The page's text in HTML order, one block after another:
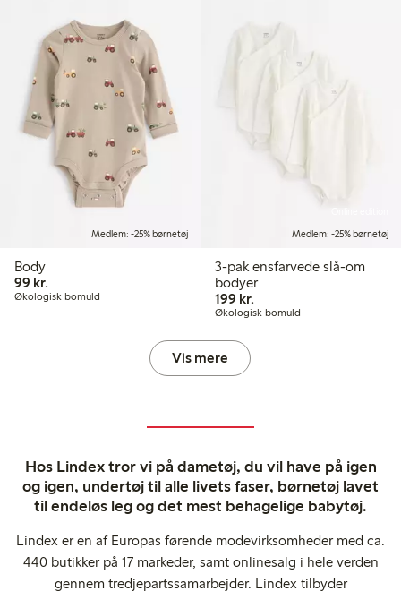
Medlem: -25% børnetøj
Body
99 kr.
Økologisk bomuld
Medlem: -25% børnetøj
3-pak ensfarvede slå-om
bodyer
199 kr.
Økologisk bomuld
Vis mere
Hos Lindex tror vi på dametøj, du vil have på igen
og igen, undertøj til alle livets faser, børnetøj lavet
til endeløs leg og det mest behagelige babytøj.
Lindex er en af Europas førende modevirksomheder med ca.
440 butikker på 17 markeder, samt onlinesalg i hele verden
gennem tredjepartssamarbejder. Lindex tilbyder